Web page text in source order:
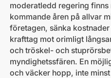
moderatledd regering
kommande åren på allvar
företagen, sänka
krafttag mot orimligt
och tröskel- och
myndighetssfären. En
och väcker hopp, inte